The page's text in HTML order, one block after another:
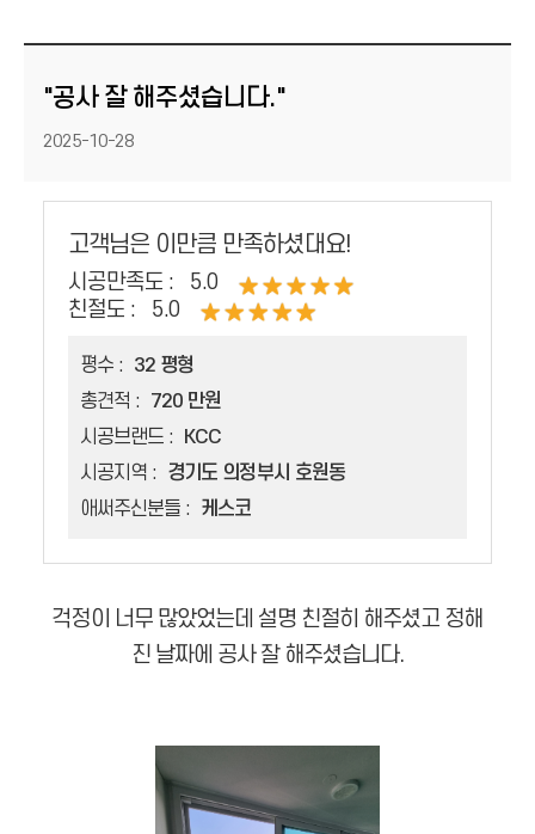
"공사 잘 해주셨습니다."
등록일
2025-10-28
고객님은 이만큼 만족하셨대요!
시공만족도 :
5.0
친절도 :
5.0
평수 :
32 평형
총견적 :
720 만원
시공브랜드 :
KCC
시공지역 :
경기도 의정부시 호원동
애써주신분들 :
케스코
걱정이 너무 많았었는데 설명 친절히 해주셨고 정해
진 날짜에 공사 잘 해주셨습니다.